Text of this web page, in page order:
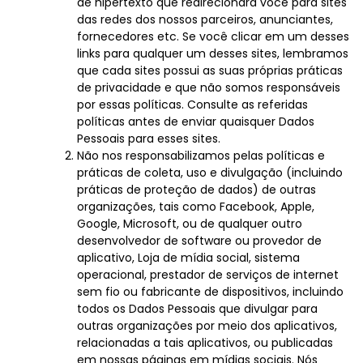
das redes dos nossos parceiros, anunciantes,
fornecedores etc. Se você clicar em um desses
links para qualquer um desses sites, lembramos
que cada sites possui as suas próprias práticas
de privacidade e que não somos responsáveis
por essas políticas. Consulte as referidas
políticas antes de enviar quaisquer Dados
Pessoais para esses sites.
Não nos responsabilizamos pelas políticas e
práticas de coleta, uso e divulgação (incluindo
práticas de proteção de dados) de outras
organizações, tais como Facebook, Apple,
Google, Microsoft, ou de qualquer outro
desenvolvedor de software ou provedor de
aplicativo, Loja de mídia social, sistema
operacional, prestador de serviços de internet
sem fio ou fabricante de dispositivos, incluindo
todos os Dados Pessoais que divulgar para
outras organizações por meio dos aplicativos,
relacionadas a tais aplicativos, ou publicadas
em nossas páginas em mídias sociais. Nós